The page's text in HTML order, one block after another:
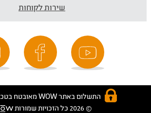
שירות לקוחות
התשלום באתר WOW מאובטח בטכנולוגית SSL
© 2026 כל הזכויות שמורות